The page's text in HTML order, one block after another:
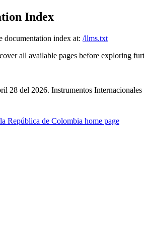
Index
documentation index at: /llms.txt
all available pages before exploring
28 del 2026. Instrumentos Internacionales
República de Colombia home page